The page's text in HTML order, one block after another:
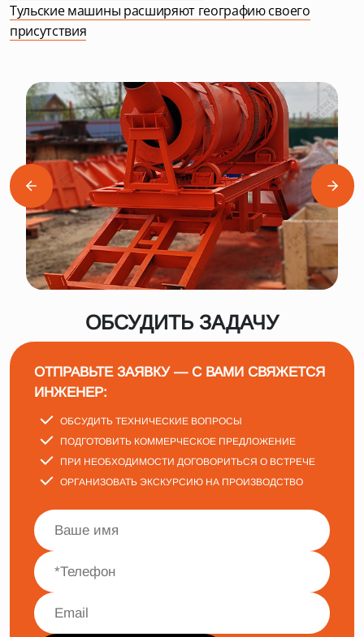
Тульские машины расширяют географию своего
присутствия
ОБСУДИТЬ ЗАДАЧУ
ОТПРАВЬТЕ ЗАЯВКУ — С ВАМИ СВЯЖЕТСЯ
ИНЖЕНЕР:
ОБСУДИТЬ ТЕХНИЧЕСКИЕ ВОПРОСЫ
ПОДГОТОВИТЬ КОММЕРЧЕСКОЕ ПРЕДЛОЖЕНИЕ
ПРИ НЕОБХОДИМОСТИ ДОГОВОРИТЬСЯ О ВСТРЕЧЕ
ОРГАНИЗОВАТЬ ЭКСКУРСИЮ НА ПРОИЗВОДСТВО